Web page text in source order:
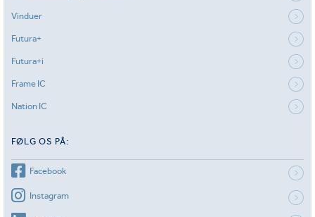
Vinduer
Futura+
Futura+i
Frame IC
Nation IC
FØLG OS PÅ:
Facebook
Instagram